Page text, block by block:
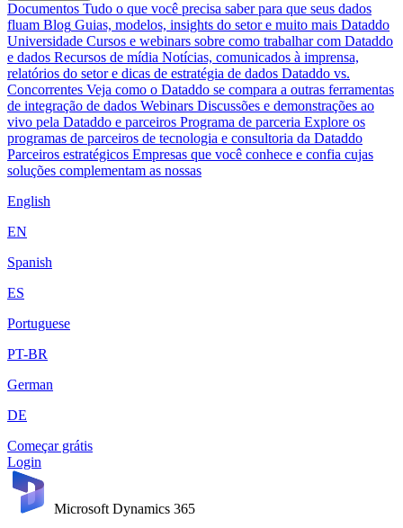
Documentos Tudo o que você precisa saber para que seus dados
fluam Blog Guias, modelos, insights do setor e muito mais Dataddo
Universidade Cursos e webinars sobre como trabalhar com Dataddo
e dados Recursos de mídia Notícias, comunicados à imprensa,
relatórios do setor e dicas de estratégia de dados Dataddo vs.
Concorrentes Veja como o Dataddo se compara a outras ferramentas
de integração de dados Webinars Discussões e demonstrações ao
vivo pela Dataddo e parceiros Programa de parceria Explore os
programas de parceiros de tecnologia e consultoria da Dataddo
Parceiros estratégicos Empresas que você conhece e confia cujas
soluções complementam as nossas
English
EN
Spanish
ES
Portuguese
PT-BR
German
DE
Começar grátis
Login
Microsoft Dynamics 365